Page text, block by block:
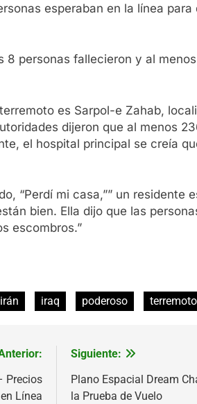
esperaban en la línea
8 personas fallecieron y al
es Sarpol-e Zahab,
dijeron que al menos
el hospital principal se creía
“Perdí mi casa,”” un residente
bien. Ella dijo que las
escombros.”
irán iraq poderoso terremoto
Precios
Línea
Siguiente:
Plano Espacial Dream
la Prueba de Vuelo